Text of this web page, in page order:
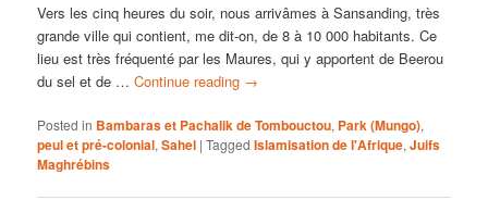
Vers les cinq heures du soir, nous arrivâmes à Sansanding, très
grande ville qui contient, me dit-on, de 8 à 10 000 habitants. Ce
lieu est très fréquenté par les Maures, qui y apportent de Beerou
du sel et de …Continue reading →
Posted in Bambaras et Pachalik de Tombouctou, Park (Mungo),
peul et pré-colonial,Sahel |Tagged Islamisation de l'Afrique,Juifs
Maghrébins